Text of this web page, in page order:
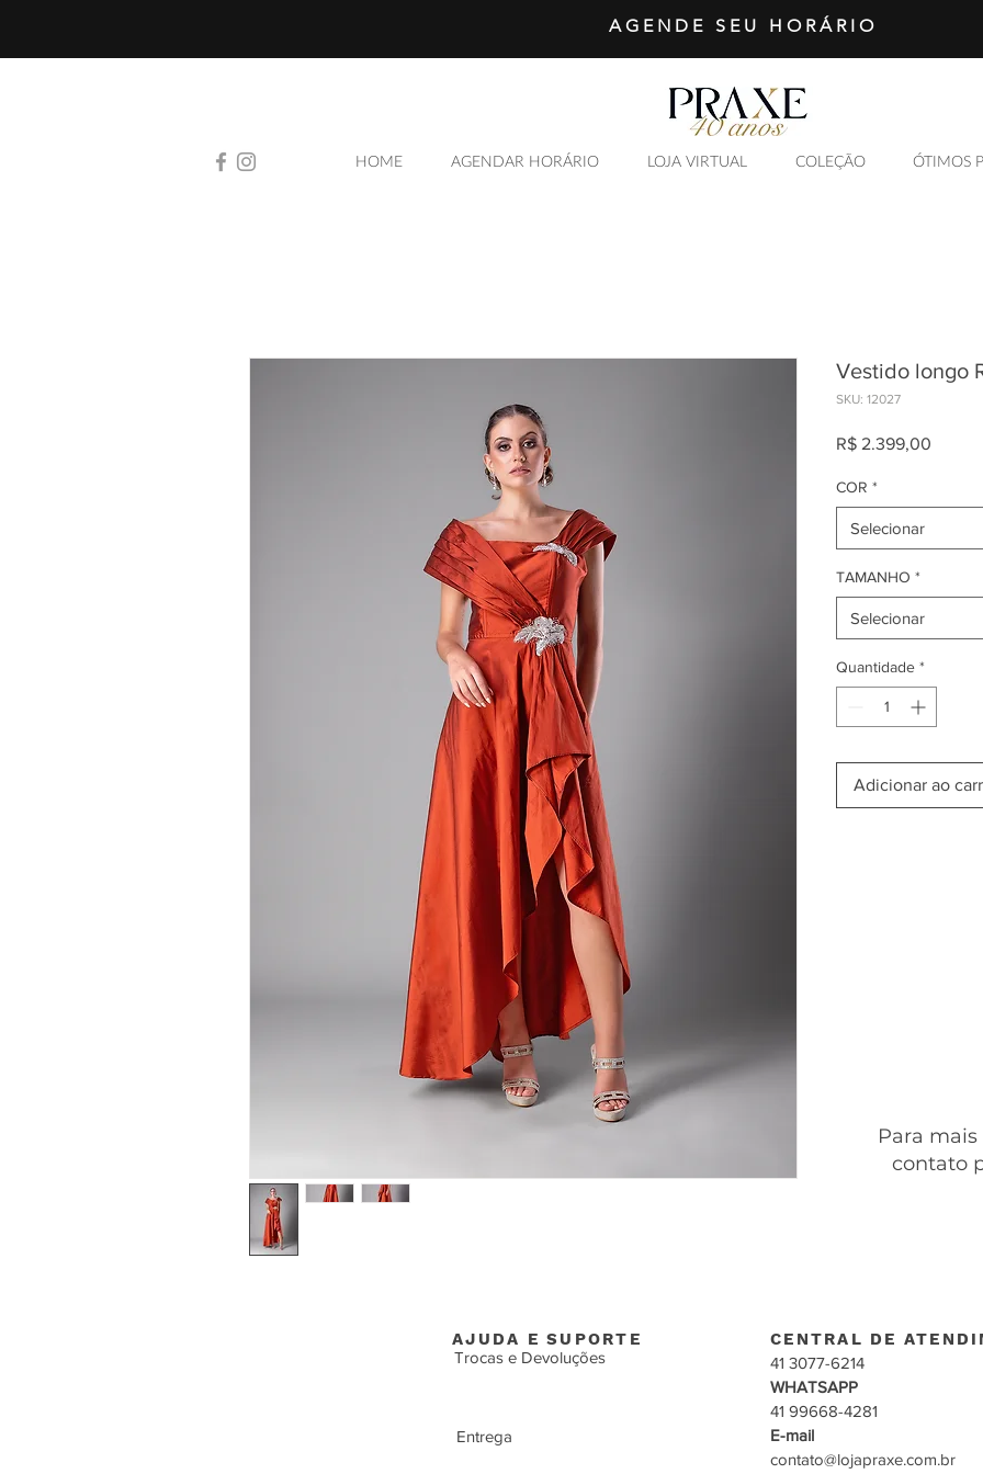
AGENDE SEU HORÁRIO
HOME AGENDAR HORÁRIO LOJA VIRTUAL COLEÇÃO ÓTIMOS
Vestido longo
SKU: 12027
R$ 2.399,00
COR *
Selecionar
TAMANHO *
Selecionar
Quantidade *
Adicionar ao
Para
contato
AJUDA E SUPORTE
Trocas e Devoluções
Entrega
CENTRAL DE
41 3077-6214
WHATSAPP
41 99668-4281
E-mail
contato@lojapraxe.com.br